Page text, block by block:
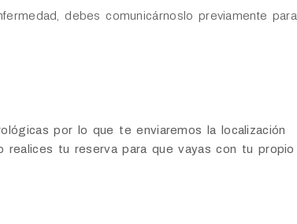
debes comunicárnoslo previamente para
por lo que te enviaremos la localización
tu reserva para que vayas con tu propio